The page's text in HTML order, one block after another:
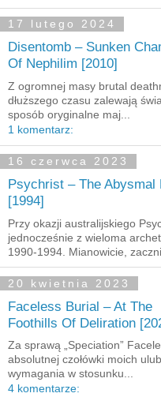
17 lutego 2024
Disentomb – Sunken
Of Nephilim [2010]
Z ogromnej masy brutal
dłuższego czasu zalewają
sposób oryginalne maj...
1 komentarz:
16 czerwca 2023
Psychrist – The Abysmal
[1994]
Przy okazji australijskiego
jednocześnie z wieloma
1990-1994. Mianowicie,
20 kwietnia 2023
Faceless Burial – At The
Foothills Of Deliration
Za sprawą „Speciation”
absolutnej czołówki moich
wymagania w stosunku...
4 komentarze: